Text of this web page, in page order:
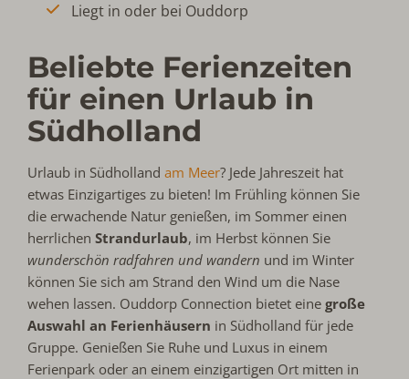
Liegt in oder bei Ouddorp
Beliebte Ferienzeiten
für einen Urlaub in
Südholland
Urlaub in Südhollandam Meer? Jede Jahreszeit hat
etwas Einzigartiges zu bieten! Im Frühling können Sie
die erwachende Natur genießen, im Sommer einen
herrlichenStrandurlaub, im Herbst können Sie
wunderschön radfahren und wandern und im Winter
können Sie sich am Strand den Wind um die Nase
wehen lassen. Ouddorp Connection bietet einegroße
Auswahl an Ferienhäusern in Südholland für jede
Gruppe. Genießen Sie Ruhe und Luxus in einem
Ferienpark oder an einem einzigartigen Ort mitten in